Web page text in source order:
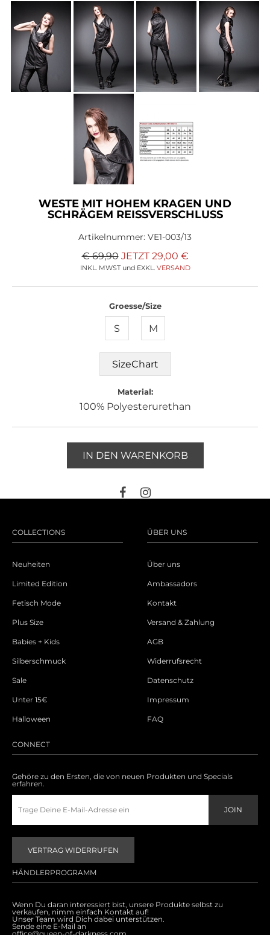
WESTE MIT HOHEM KRAGEN UND
SCHRÄGEM REISSVERSCHLUSS
Artikelnummer: VE1-003/13
€ 69,90 JETZT 29,00 €
INKL. MWST und EXKL. VERSAND
Groesse/Size
S M
SizeChart
Material:
100% Polyesterurethan
IN DEN WARENKORB
COLLECTIONS
Neuheiten
Limited Edition
Fetisch Mode
Plus Size
Babies + Kids
Silberschmuck
Sale
Unter 15€
Halloween
ÜBER UNS
Über uns
Ambassadors
Kontakt
Versand & Zahlung
AGB
Widerrufsrecht
Datenschutz
Impressum
FAQ
CONNECT
Gehöre zu den Ersten, die von neuen Produkten und Specials
erfahren.
VERTRAG WIDERRUFEN
HÄNDLERPROGRAMM
Wenn Du daran interessiert bist, unsere Produkte selbst zu
verkaufen, nimm einfach Kontakt auf!
Unser Team wird Dich dabei unterstützen.
Sende eine E-Mail an